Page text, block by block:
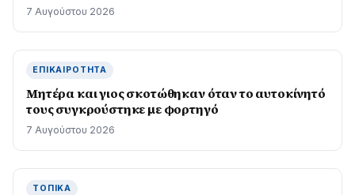
7 Αυγούστου 2026
ΕΠΙΚΑΙΡΌΤΗΤΑ
Μητέρα και γιος σκοτώθηκαν όταν το αυτοκίνητό
τους συγκρούστηκε με φορτηγό
7 Αυγούστου 2026
ΤΟΠΙΚΆ